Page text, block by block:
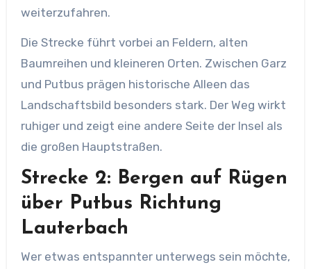
weiterzufahren.
Die Strecke führt vorbei an Feldern, alten
Baumreihen und kleineren Orten. Zwischen Garz
und Putbus prägen historische Alleen das
Landschaftsbild besonders stark. Der Weg wirkt
ruhiger und zeigt eine andere Seite der Insel als
die großen Hauptstraßen.
Strecke 2: Bergen auf Rügen
über Putbus Richtung
Lauterbach
Wer etwas entspannter unterwegs sein möchte,